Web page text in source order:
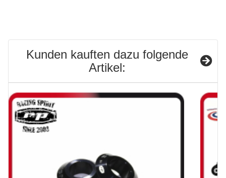
Kunden kauften dazu folgende
Artikel: